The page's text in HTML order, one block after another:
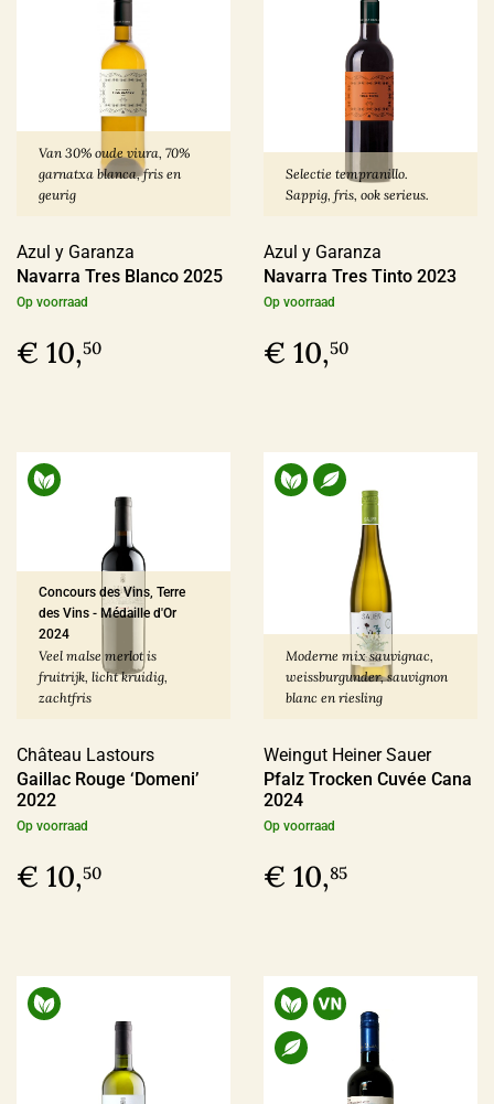
Biologisch(107)
Biologisch-Dynamisch
In omschakeling(17)
Duurzaam(12)
Geschikt voor veganisten
Nee(3)
Ja
Ook per fles
Ja
Vin Nature(69)
Sulfiet laag
Sulfiet middel
Alcohol Percentage
12,6 - 14%(133)
Van 30% oude viura, 70%
garnatxa blanca, fris en
geurig
Azul y Garanza
Navarra Tres Blanco 2025
Op voorraad
€ 10,50
Selectie tempranillo.
Sappig, fris, ook serieus.
Azul y Garanza
Navarra Tres Tinto 2023
Op voorraad
€ 10,50
Concours des Vins, Terre
des Vins - Médaille d'Or
2024
Veel malse merlot is
fruitrijk, licht kruidig,
zachtfris
Château Lastours
Gaillac Rouge ‘Domeni’
2022
Op voorraad
€ 10,50
Moderne mix sauvignac,
weissburgunder, sauvignon
blanc en riesling
Weingut Heiner Sauer
Pfalz Trocken Cuvée Cana
2024
Op voorraad
€ 10,85